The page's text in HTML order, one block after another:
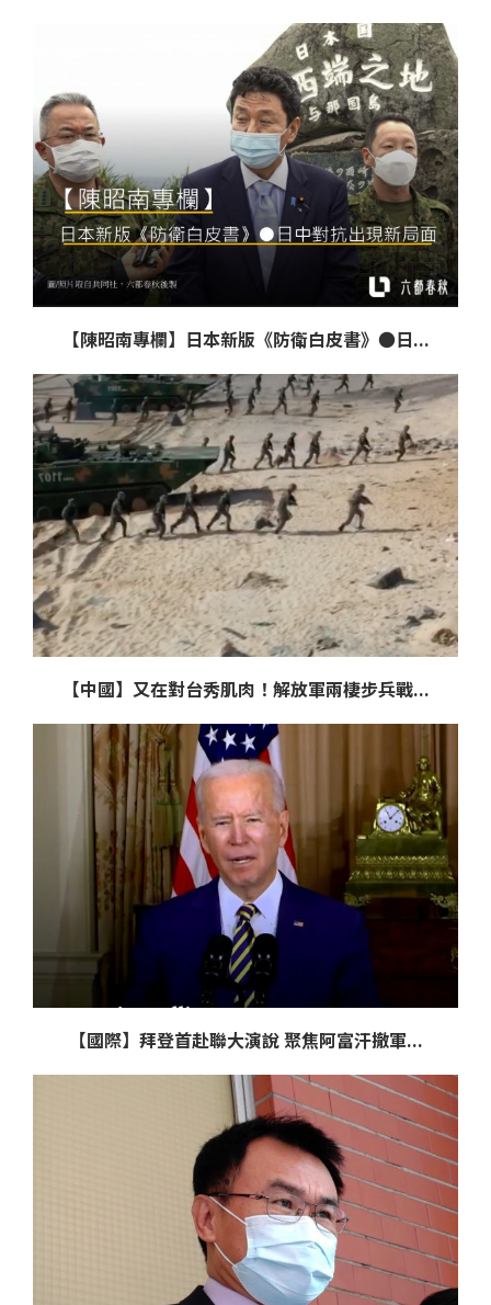
【陳昭南專欄】日本新版《防衛白皮書》●日...
【中國】又在對台秀肌肉！解放軍兩棲步兵戰...
【國際】拜登首赴聯大演說 聚焦阿富汗撤軍...